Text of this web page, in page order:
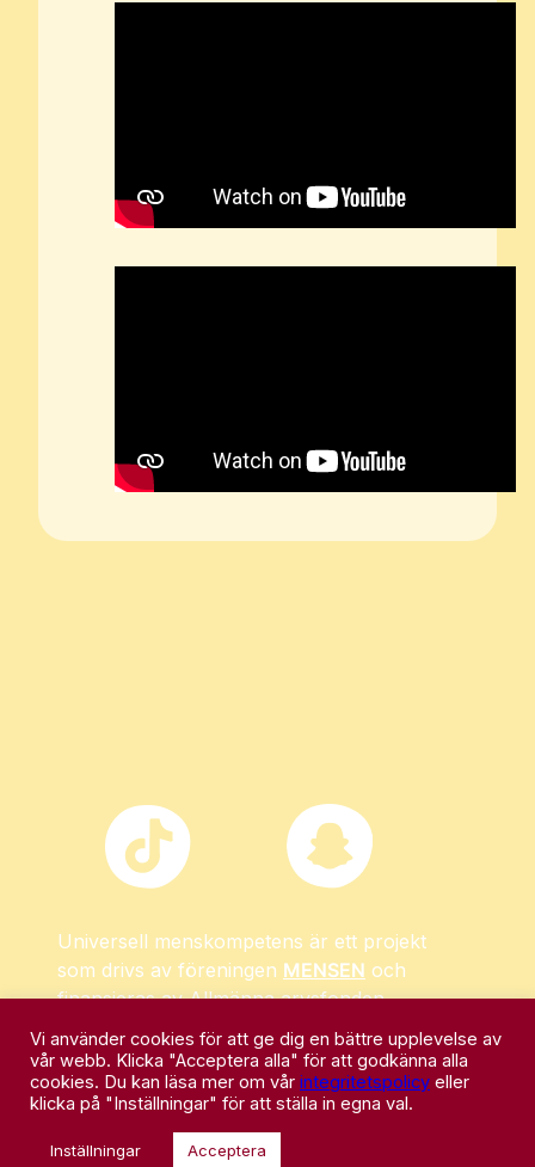
Universell menskompetens är ett projekt
som drivs av föreningen MENSEN och
finansieras av Allmänna arvsfonden.
Vi använder cookies för att ge dig en bättre upplevelse av
vår webb. Klicka "Acceptera alla" för att godkänna alla
cookies. Du kan läsa mer om vår integritetspolicy eller
klicka på "Inställningar" för att ställa in egna val.
Inställningar Acceptera